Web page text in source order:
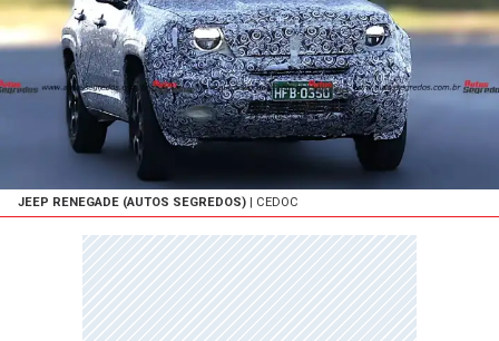
JEEP RENEGADE (AUTOS SEGREDOS) | CEDOC